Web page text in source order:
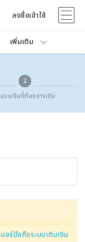
ลงชื่อเข้าใช้
เพิ่มเติม
2
วนเงินที่ต้องการเติม
บอร์มือถือระบบเติมเงิน